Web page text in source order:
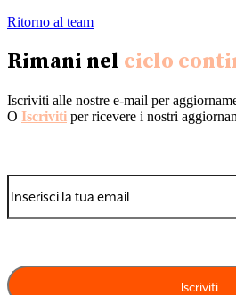
Ritorno al team
Rimani nel ciclo
Iscriviti alle nostre e-mail per
O Iscriviti per ricevere i nostri